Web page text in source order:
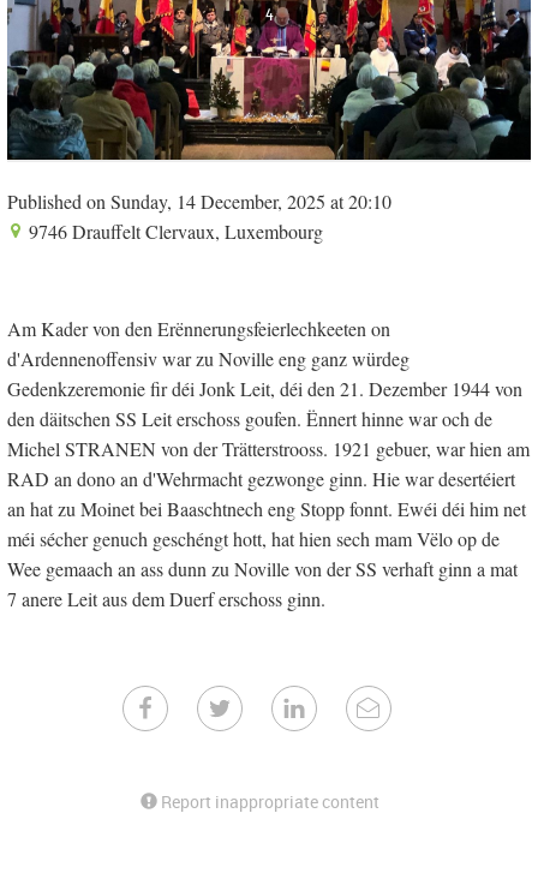
4
Published on Sunday, 14 December, 2025 at 20:10
9746 Drauffelt Clervaux, Luxembourg
Am Kader von den Erënnerungsfeierlechkeeten on
d'Ardennenoffensiv war zu Noville eng ganz würdeg
Gedenkzeremonie fir déi Jonk Leit, déi den 21. Dezember 1944 von
den däitschen SS Leit erschoss goufen. Ënnert hinne war och de
Michel STRANEN von der Trätterstrooss. 1921 gebuer, war hien am
RAD an dono an d'Wehrmacht gezwonge ginn. Hie war desertéiert
an hat zu Moinet bei Baaschtnech eng Stopp fonnt. Ewéi déi him net
méi sécher genuch geschéngt hott, hat hien sech mam Vëlo op de
Wee gemaach an ass dunn zu Noville von der SS verhaft ginn a mat
7 anere Leit aus dem Duerf erschoss ginn.
Report inappropriate content